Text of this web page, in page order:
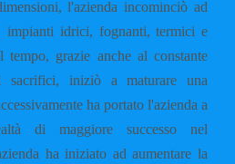
l'azienda incominciò ad
impianti idrici, fognanti, termici e
tempo, grazie anche al constante
sacrifici, iniziò a maturare una
ha portato l'azienda a
di maggiore successo nel
ha iniziato ad aumentare la